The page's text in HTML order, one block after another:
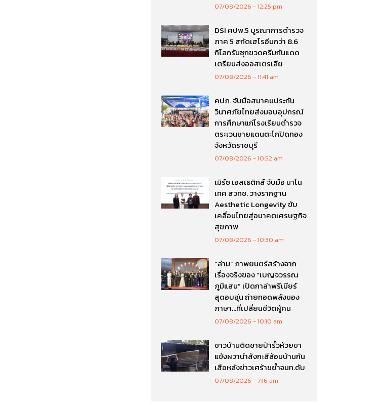
07/08/2026 12:25 pm
DSI ศปพ.5 บูรณาการตำรวจ
ภาค 5 สกัดเฮโรอีนกว่า 8.6
กิโลกรัมซุกขวดครีมกันแดด
เตรียมส่งออสเตรเลีย
07/08/2026 11:41 am
คปภ. จับมือสมาคมประกัน
วินาศภัยไทยส่งมอบอุปกรณ์
การศึกษาแก่โรงเรียนตำรวจ
ตระเวนชายแดนตะโกปิดทอง
จังหวัดราชบุรี
07/08/2026 10:52 am
เมิร์ซ เอสเธติกส์ จับมือ นาโน
เทค สวทช. วางรากฐาน
Aesthetic Longevity ขับ
เคลื่อนไทยสู่อนาคตเศรษฐกิจ
สุขภาพ
07/08/2026 10:30 am
“ล่าม” ภาพยนตร์สร้างจาก
เรื่องจริงของ “เบญจวรรณ
ภูมิแสน” เปิดกาล่าพรีเมียร์
สุดอบอุ่น ถ่ายทอดพลังของ
ภาษา…ที่เปลี่ยนชีวิตผู้คน
07/08/2026 10:10 am
ชาวบ้านติดชายป่ารั้วห้วยขา
แข้งผวานำสังกะสีล้อมบ้านกัน
เสือหลังข่าวเศร้าขย้ำจนท.ดับ
07/08/2026 7:16 am